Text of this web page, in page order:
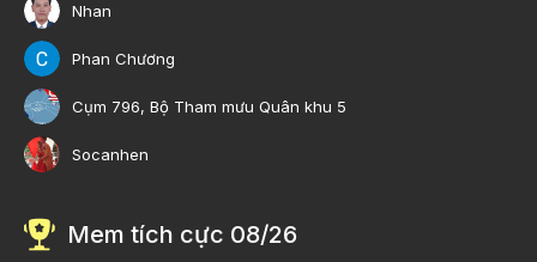
Nhan
Phan Chương
Cụm 796, Bộ Tham mưu Quân khu 5
Socanhen
Mem tích cực 08/26